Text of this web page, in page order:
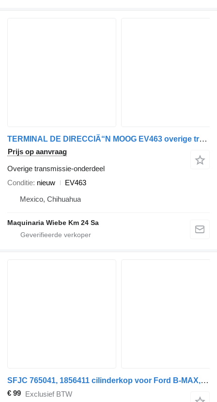
TERMINAL DE DIRECCIÃ“N MOOG EV463 overige transmissie-onderdeel voor Ford F150 4.6L V8 2004-2006 auto
Prijs op aanvraag
Overige transmissie-onderdeel
Conditie nieuw
EV463
Mexico, Chihuahua
Maquinaria Wiebe Km 24 Sa
SFJC 765041, 1856411 cilinderkop voor Ford B-MAX, X-MAX, FOCUS, FIESTA, ECOBOOST, TOURNEO, TRANSIT auto
€ 99 Exclusief BTW